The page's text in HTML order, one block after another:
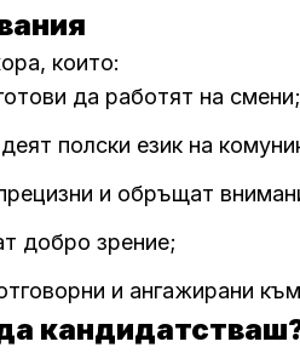
които:
да работят на смени;
полски език на
и обръщат
добро зрение;
и ангажирани